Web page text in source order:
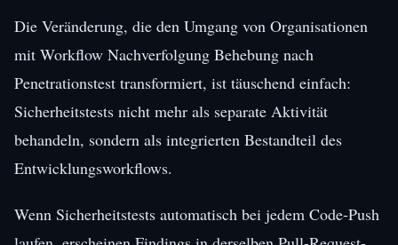
Die Veränderung, die den Umgang von Organisationen
mit Workflow Nachverfolgung Behebung nach
Penetrationstest transformiert, ist täuschend einfach:
Sicherheitstests nicht mehr als separate Aktivität
behandeln, sondern als integrierten Bestandteil des
Entwicklungsworkflows.
Wenn Sicherheitstests automatisch bei jedem Code-Push